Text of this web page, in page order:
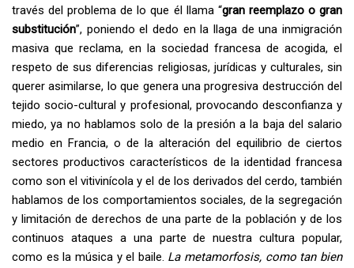
través del problema de lo que él llama “gran reemplazo o gran
substitución”, poniendo el dedo en la llaga de una inmigración
masiva que reclama, en la sociedad francesa de acogida, el
respeto de sus diferencias religiosas, jurídicas y culturales, sin
querer asimilarse, lo que genera una progresiva destrucción del
tejido socio-cultural y profesional, provocando desconfianza y
miedo, ya no hablamos solo de la presión a la baja del salario
medio en Francia, o de la alteración del equilibrio de ciertos
sectores productivos característicos de la identidad francesa
como son el vitivinícola y el de los derivados del cerdo, también
hablamos de los comportamientos sociales, de la segregación
y limitación de derechos de una parte de la población y de los
continuos ataques a una parte de nuestra cultura popular,
como es la música y el baile. La metamorfosis, como tan bien